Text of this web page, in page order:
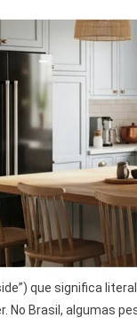
que significa
No Brasil, algumas